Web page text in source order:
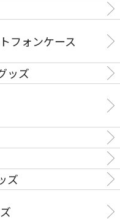
フォンケース
ッズ
ズ